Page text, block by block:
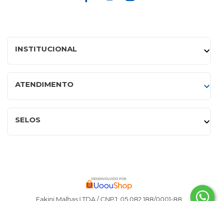
INSTITUCIONAL
ATENDIMENTO
SELOS
Fakini Malhas LTDA / CNPJ: 05.082.188/0001-88